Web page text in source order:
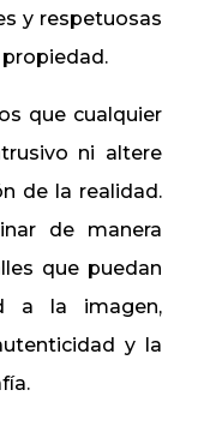
y respetuosas
que cualquier
ni altere
de la realidad.
de manera
que puedan
a la imagen,
y la